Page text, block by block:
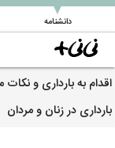
دانشنامه
▼
اقدام به بارداری و
بارداری در زنان و مردان